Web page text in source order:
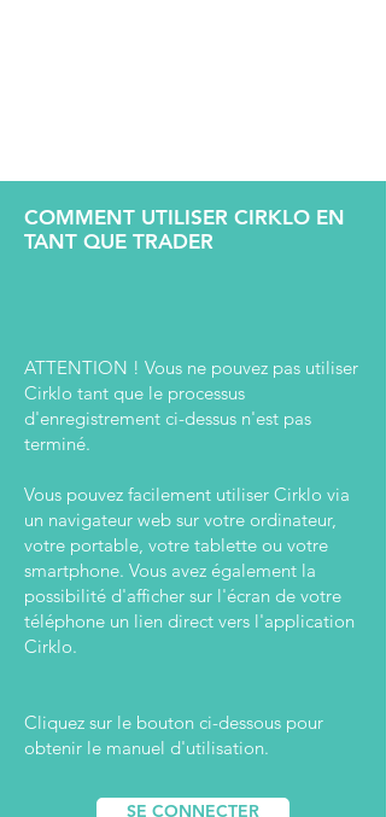
COMMENT UTILISER CIRKLO EN
TANT QUE TRADER
ATTENTION ! Vous ne pouvez pas utiliser
Cirklo tant que le processus
d'enregistrement ci-dessus n'est pas
terminé.
Vous pouvez facilement utiliser Cirklo via
un navigateur web sur votre ordinateur,
votre portable, votre tablette ou votre
smartphone. Vous avez également la
possibilité d'afficher sur l'écran de votre
téléphone un lien direct vers l'application
Cirklo.
Cliquez sur le bouton ci-dessous pour
obtenir le manuel d'utilisation.
SE CONNECTER